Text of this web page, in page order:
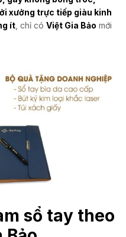
xưởng trực tiếp giàu kinh
ít , chỉ có Việt Gia Bảo mới
sổ tay theo